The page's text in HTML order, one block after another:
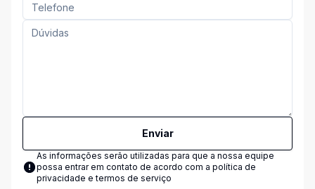
Enviar
As informações serão utilizadas para que a nossa equipe
possa entrar em contato de acordo com a política de
privacidade e termos de serviço